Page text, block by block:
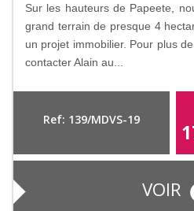
Sur les hauteurs de Papeete,
grand terrain de presque 4
un projet immobilier. Pour plus
contacter Alain au...
Ref: 139/MDVS-19
VOIR